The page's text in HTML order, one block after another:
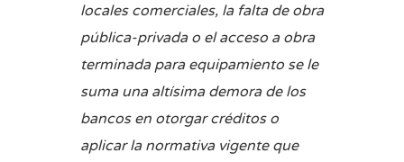
locales comerciales, la falta de obra
pública-privada o el acceso a obra
terminada para equipamiento se le
suma una altísima demora de los
bancos en otorgar créditos o
aplicar la normativa vigente que